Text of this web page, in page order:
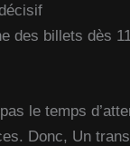
des billets dès
le temps
Donc, Un